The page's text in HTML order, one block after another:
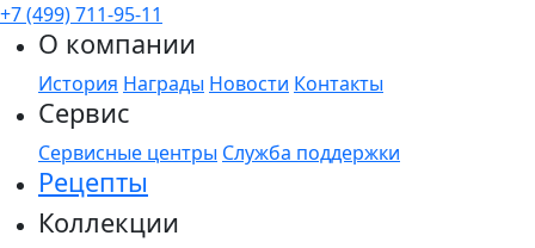
+7 (499) 711-95-11
О компании
История Награды Новости Контакты
Сервис
Сервисные центры Служба поддержки
Рецепты
Коллекции